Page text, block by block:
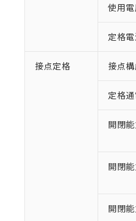
使用
定格
接点定格 接点
定格
開閉
開閉
開閉